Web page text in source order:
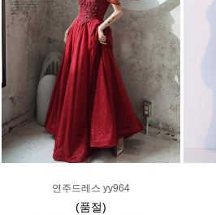
연주드레스 yy964
(품절)